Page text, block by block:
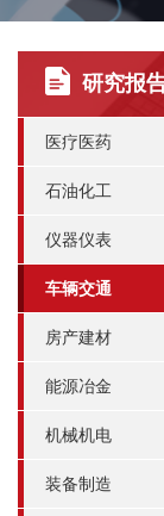
研究报
医疗医药
石油化工
仪器仪表
车辆交通
房产建材
能源冶金
机械机电
装备制造